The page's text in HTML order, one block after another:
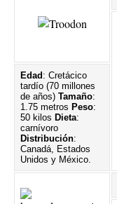
Edad : Cretácico
tardío (70 millones
de años) Tamaño:
1.75 metros Peso:
50 kilos Dieta:
carnívoro
Distribución:
Canadá, Estados
Unidos y México.